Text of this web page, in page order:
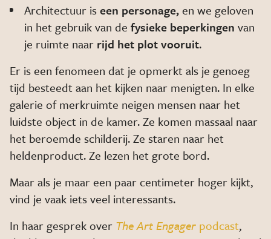
Architectuur iseen personage,en we geloven
in het gebruik van de fysieke beperkingen van
je ruimte naar rijd het plot vooruit.
Er is een fenomeen dat je opmerkt als je genoeg
tijd besteedt aan het kijken naar menigten. In elke
galerie of merkruimte neigen mensen naar het
luidste object in de kamer. Ze komen massaal naar
het beroemde schilderij. Ze staren naar het
heldenproduct. Ze lezen het grote bord.
Maar als je maar een paar centimeter hoger kijkt,
vind je vaak iets veel interessants.
In haar gesprek over The Art Engager podcast,